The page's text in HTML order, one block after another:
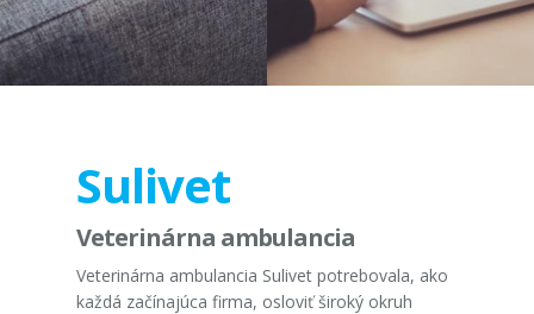
Sulivet
Veterinárna ambulancia
Veterinárna ambulancia Sulivet potrebovala, ako
každá začínajúca firma, osloviť široký okruh